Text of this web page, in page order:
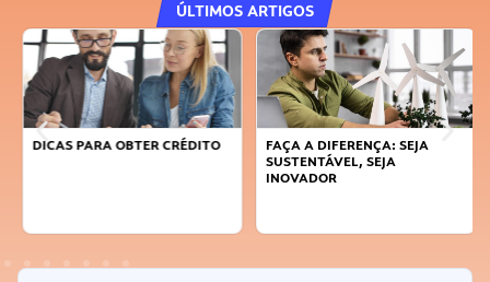
ÚLTIMOS ARTIGOS
DICAS PARA OBTER CRÉDITO
FAÇA A DIFERENÇA: SEJA
SUSTENTÁVEL, SEJA
INOVADOR